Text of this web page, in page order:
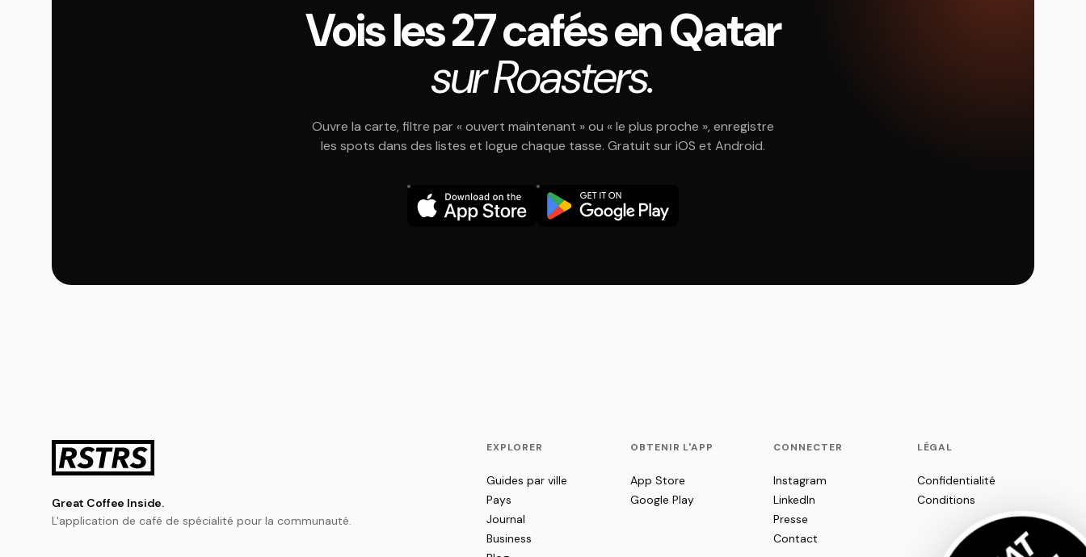
Vois les 27 cafés en Qatar
sur Roasters.
Ouvre la carte, filtre par « ouvert maintenant » ou « le plus proche », enregistre
les spots dans des listes et logue chaque tasse. Gratuit sur iOS et Android.
Great Coffee Inside.
L'application de café de spécialité pour la communauté.
EXPLORER
Guides par ville
Pays
Journal
Business
OBTENIR L'APP
App Store
Google Play
CONNECTER
Instagram
LinkedIn
Presse
Contact
LÉGAL
Confidentialité
Conditions